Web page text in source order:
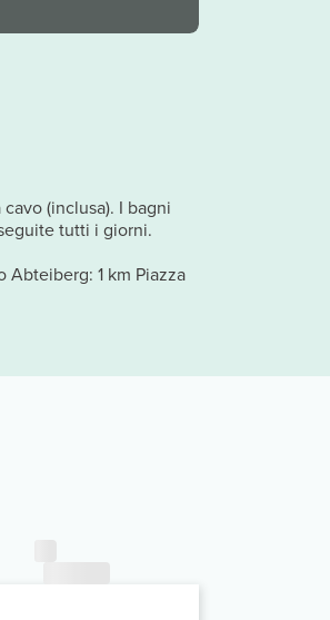
(inclusa). I bagni
tutti i giorni.
Abteiberg: 1 km Piazza